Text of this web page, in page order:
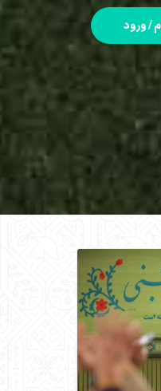
/ ورود
>